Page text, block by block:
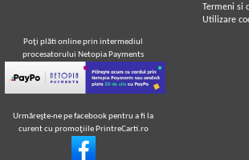
Termeni si
Utilizare
Poţi plăti online prin intermediul
procesatorului Netopia Payments
Urmăreşte-ne pe facebook pentru a fi la
curent cu promoţiile PrintreCarti.ro